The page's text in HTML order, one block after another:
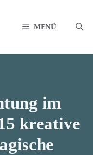
MENÜ
im
kreative